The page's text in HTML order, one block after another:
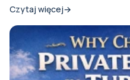
Czytaj więcej